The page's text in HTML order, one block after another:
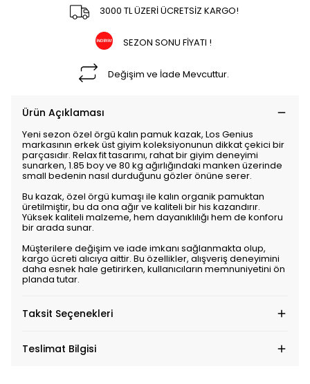
3000 TL ÜZERİ ÜCRETSİZ KARGO!
SEZON SONU FİYATI !
Değişim ve İade Mevcuttur.
Ürün Açıklaması
Yeni sezon özel örgü kalın pamuk kazak, Los Genius
markasının erkek üst giyim koleksiyonunun dikkat çekici bir
parçasıdır. Relax fit tasarımı, rahat bir giyim deneyimi
sunarken, 1.85 boy ve 80 kg ağırlığındaki manken üzerinde
small bedenin nasıl durduğunu gözler önüne serer.
Bu kazak, özel örgü kumaşı ile kalın organik pamuktan
üretilmiştir, bu da ona ağır ve kaliteli bir his kazandırır.
Yüksek kaliteli malzeme, hem dayanıklılığı hem de konforu
bir arada sunar.
Müşterilere değişim ve iade imkanı sağlanmakta olup,
kargo ücreti alıcıya aittir. Bu özellikler, alışveriş deneyimini
daha esnek hale getirirken, kullanıcıların memnuniyetini ön
planda tutar.
Taksit Seçenekleri
Teslimat Bilgisi